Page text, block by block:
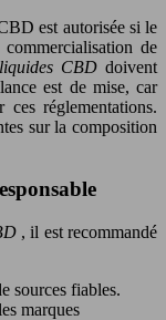
est autorisée si le
de
CBDdoivent
est de mise, car
ces réglementations.
sur la composition
, il est recommandé
sources fiables.
marques